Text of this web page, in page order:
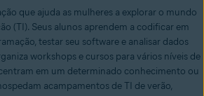
que ajuda as mulheres a explorar o mundo
(TI). Seus alunos aprendem a codificar em
testar seu software e analisar dados
workshops e cursos para vários níveis de
em um determinado conhecimento ou
acampamentos de TI de verão,